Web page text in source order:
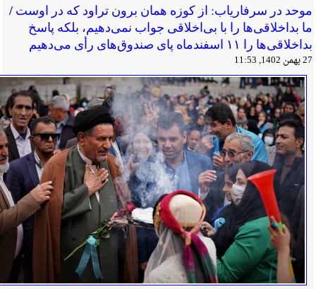
موحد در سرفاریاب: از کوزه همان برون تراود که در اوست /
ما بداخلاقی‌ها را با بی‌اخلاقی جواب نمی‌دهیم، بلکه پاسخ
بداخلاقی‌ها را ۱۱ اسفندماه پای صندوق‌های رأی می‌دهیم
27 بهمن 1402, 11:53